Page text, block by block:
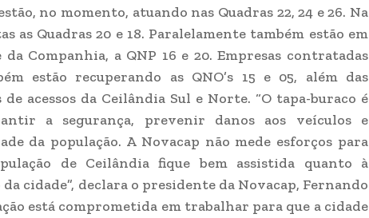
no momento, atuando nas Quadras 22, 24 e 26. Na
as Quadras 20 e 18. Paralelamente também estão em
Companhia, a QNP 16 e 20. Empresas contratadas
estão recuperando as QNO’s 15 e 05, além das
acessos da Ceilândia Sul e Norte. “O tapa-buraco é
a segurança, prevenir danos aos veículos e
da população. A Novacap não mede esforços para
de Ceilândia fique bem assistida quanto à
cidade”, declara o presidente da Novacap, Fernando
está comprometida em trabalhar para que a cidade